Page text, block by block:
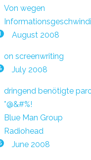
Von wegen
August 2008
on screenwriting
July 2008
dringend benötigte
*@&#%!
Blue Man Group
Radiohead
June 2008